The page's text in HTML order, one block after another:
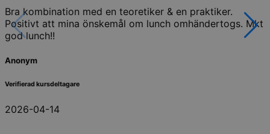
Bra kombination med en teoretiker & en praktiker.
Positivt att mina önskemål om lunch omhändertogs. Mkt
god lunch!!
Anonym
Verifierad kursdeltagare
2026-04-14